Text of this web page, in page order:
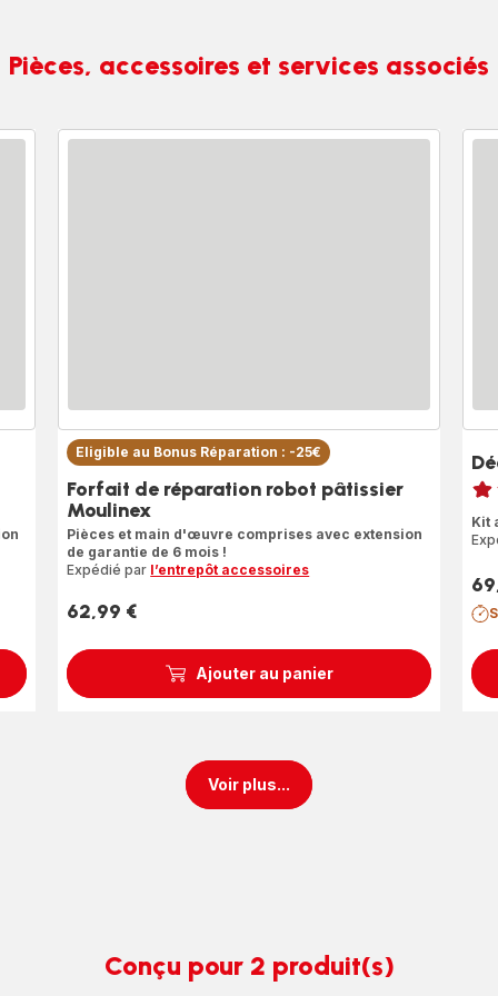
Pièces, accessoires et services associés
Ajouter au panier
Eligible au Bonus Réparation : -25€
Forfait de réparation robot pâtissier
Moulinex
Pièces et main d'œuvre comprises avec extension
de garantie de 6 mois !
Expédié par l’entrepôt accessoires
Prix
62,99 €
Note
5
Kit
Prix
Voir plus...
Conçu pour 2 produit(s)